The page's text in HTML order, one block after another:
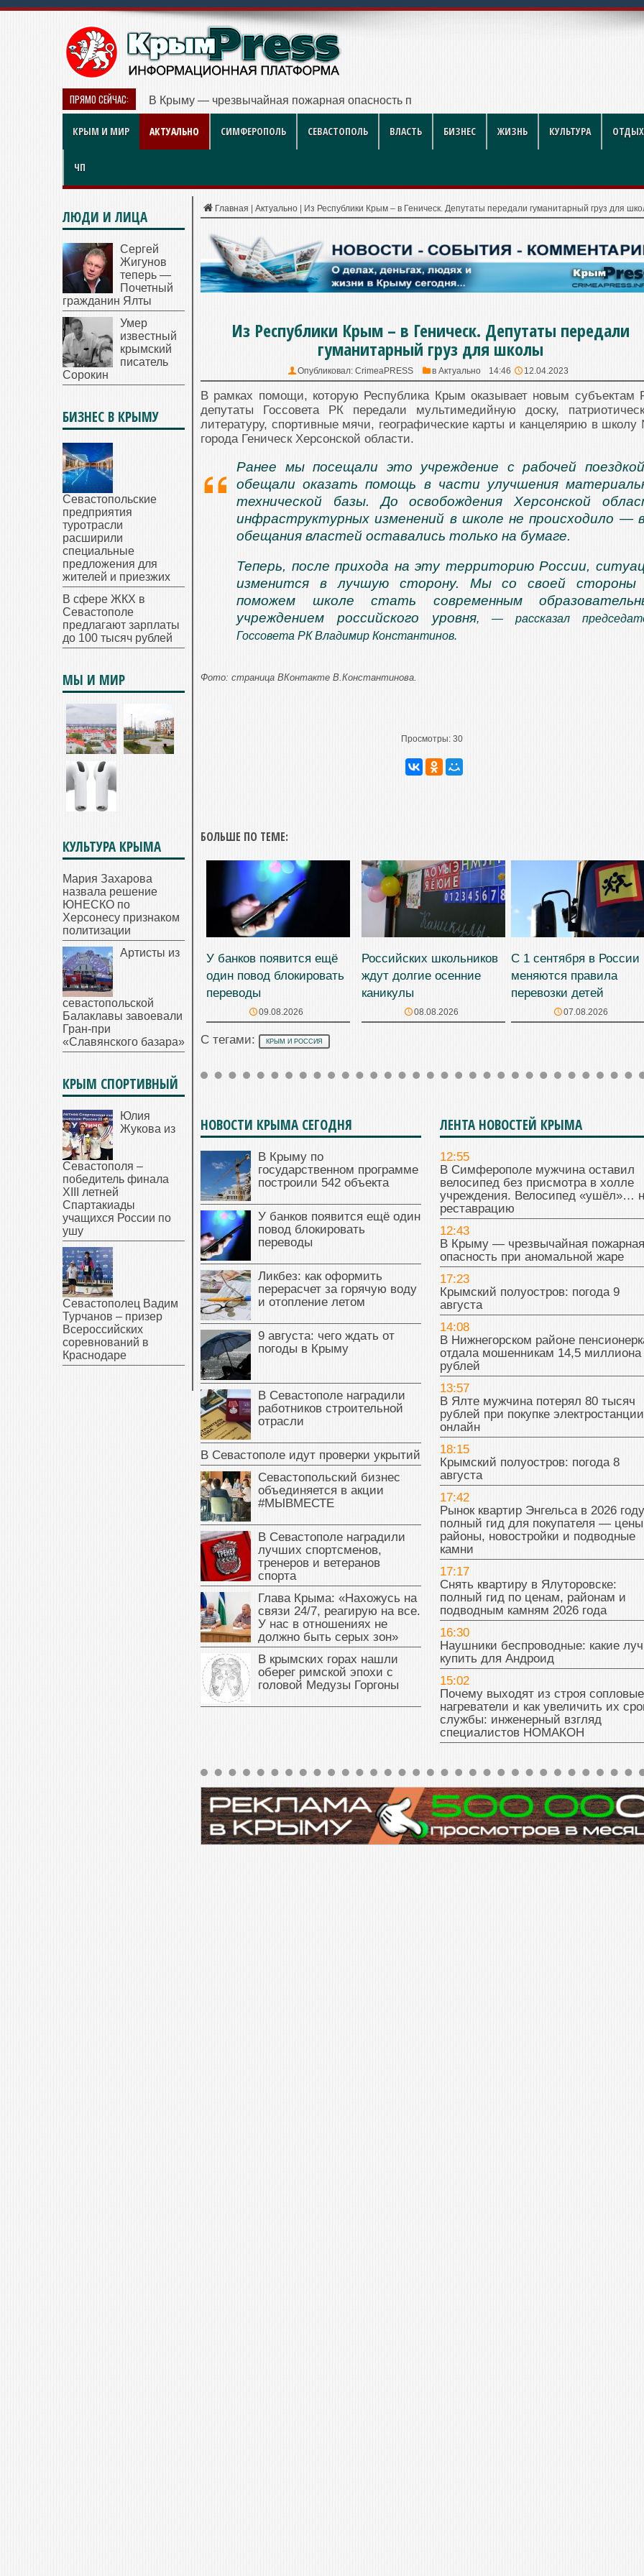
ПРЯМО СЕЙЧАС: В Крыму — чрезвычайная пожарная опасность при аномальной жаре
КРЫМ И МИР АКТУАЛЬНО СИМФЕРОПОЛЬ СЕВАСТОПОЛЬ ВЛАСТЬ БИЗНЕС ЖИЗНЬ КУЛЬТУРА
ЧП
Главная Актуально Из Республики Крым – в Геническ. Депутаты передали гуманитарный груз для
Из Республики Крым – в Геническ. Депутаты передали
гуманитарный груз для школы
Опубликовал: CrimeaPRESS в Актуально 14:46 12.04.2023
В рамках помощи, которую Республика Крым оказывает новым субъектам
депутаты Госсовета РК передали мультимедийную доску,
литературу, спортивные мячи, географические карты и канцелярию в
города Геническ Херсонской области.
Ранее мы посещали это учреждение с рабочей
обещали оказать помощь в части улучшения
технической базы. До освобождения Херсонской
инфраструктурных изменений в школе не происходило —
обещания властей оставались только на бумаге.
Теперь, после прихода на эту территорию России,
изменится в лучшую сторону. Мы со своей
поможем школе стать современным
учреждением российского уровня, — рассказал
Госсовета РК Владимир Константинов.
Фото: страница ВКонтакте В.Константинова.
Просмотры: 30
БОЛЬШЕ ПО ТЕМЕ:
У банков появится ещё
один повод блокировать
переводы
09.08.2026
Российских школьников
ждут долгие осенние
каникулы
08.08.2026
С 1 сентября в России
меняются правила
перевозки детей
07.08.2026
С тегами: КРЫМ И РОССИЯ
НОВОСТИ КРЫМА СЕГОДНЯ
В Крыму по
государственном программе
построили 542 объекта
У банков появится ещё один
повод блокировать
переводы
Ликбез: как оформить
перерасчет за горячую воду
и отопление летом
9 августа: чего ждать от
погоды в Крыму
В Севастополе наградили
работников строительной
отрасли
В Севастополе идут проверки укрытий
Севастопольский бизнес
объединяется в акции
#МЫВМЕСТЕ
В Севастополе наградили
лучших спортсменов,
тренеров и ветеранов
спорта
Глава Крыма: «Нахожусь на
связи 24/7, реагирую на все.
У нас в отношениях не
должно быть серых зон»
В крымских горах нашли
оберег римской эпохи с
головой Медузы Горгоны
ЛЕНТА НОВОСТЕЙ КРЫМА
12:55
В Симферополе мужчина оставил
велосипед без присмотра в холле
учреждения. Велосипед «ушёл»…
реставрацию
12:43
В Крыму — чрезвычайная пожарная
опасность при аномальной жаре
17:23
Крымский полуостров: погода 9
августа
14:08
В Нижнегорском районе
отдала мошенникам 14,5 миллиона
рублей
13:57
В Ялте мужчина потерял 80 тысяч
рублей при покупке электростанции
онлайн
18:15
Крымский полуостров: погода 8
августа
17:42
Рынок квартир Энгельса в 2026
полный гид для покупателя —
районы, новостройки и подводные
камни
17:17
Снять квартиру в Ялуторовске:
полный гид по ценам, районам и
подводным камням 2026 года
16:30
Наушники беспроводные: какие
купить для Андроид
15:02
Почему выходят из строя сопловые
нагреватели и как увеличить их
службы: инженерный взгляд
специалистов НОМАКОН
ЛЮДИ И ЛИЦА
Сергей
Жигунов
теперь —
Почетный
гражданин Ялты
Умер
известный
крымский
писатель
Сорокин
БИЗНЕС В КРЫМУ
Севастопольские
предприятия
туротрасли
расширили
специальные
предложения для
жителей и приезжих
В сфере ЖКХ в
Севастополе
предлагают зарплаты
до 100 тысяч рублей
МЫ И МИР
КУЛЬТУРА КРЫМА
Мария Захарова
назвала решение
ЮНЕСКО по
Херсонесу признаком
политизации
Артисты из
севастопольской
Балаклавы завоевали
Гран-при
«Славянского базара»
КРЫМ СПОРТИВНЫЙ
Юлия
Жукова из
Севастополя –
победитель финала
XIII летней
Спартакиады
учащихся России по
ушу
Севастополец Вадим
Турчанов – призер
Всероссийских
соревнований в
Краснодаре